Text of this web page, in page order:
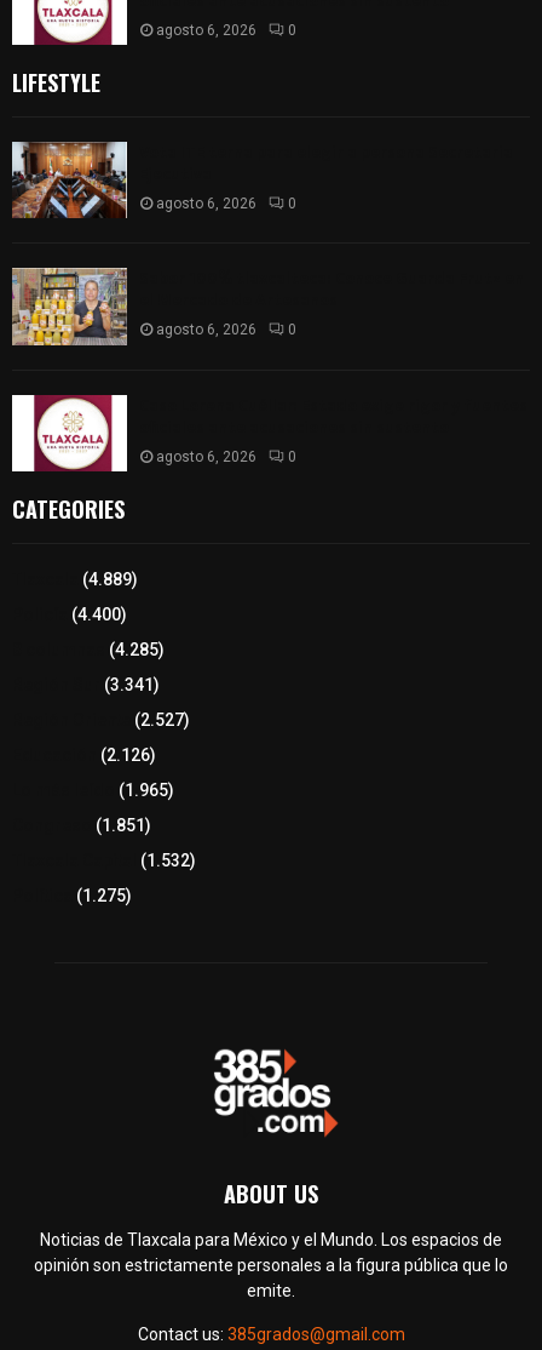
agosto 6, 2026 0
LIFESTYLE
agosto 6, 2026 0
agosto 6, 2026 0
agosto 6, 2026 0
CATEGORIES
(4.889)
(4.400)
(4.285)
(3.341)
(2.527)
(2.126)
(1.965)
(1.851)
(1.532)
(1.275)
ABOUT US
Noticias de Tlaxcala para México y el Mundo. Los espacios de
opinión son estrictamente personales a la figura pública que lo
emite.
Contact us: 385grados@gmail.com